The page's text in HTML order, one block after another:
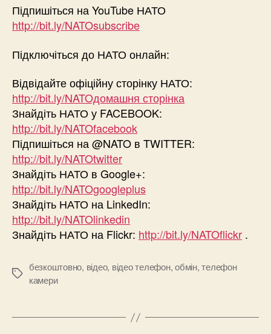
Підпишіться на YouTube НАТО
http://bit.ly/NATOsubscribe
Підключіться до НАТО онлайн:
Відвідайте офіційну сторінку НАТО:
http://bit.ly/NATOдомашня сторінка
Знайдіть НАТО у FACEBOOK:
http://bit.ly/NATOfacebook
Підпишіться на @NATO в TWITTER:
http://bit.ly/NATOtwitter
Знайдіть НАТО в Google+:
http://bit.ly/NATOgoogleplus
Знайдіть НАТО на LinkedIn:
http://bit.ly/NATOlinkedin
Знайдіть НАТО на Flickr: http://bit.ly/NATOflickr .
Позначки
безкоштовно, відео, відео телефон,обмін,телефон
камери